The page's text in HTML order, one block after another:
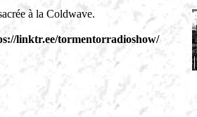
à la Coldwave.
linktr.ee/tormentorradioshow/